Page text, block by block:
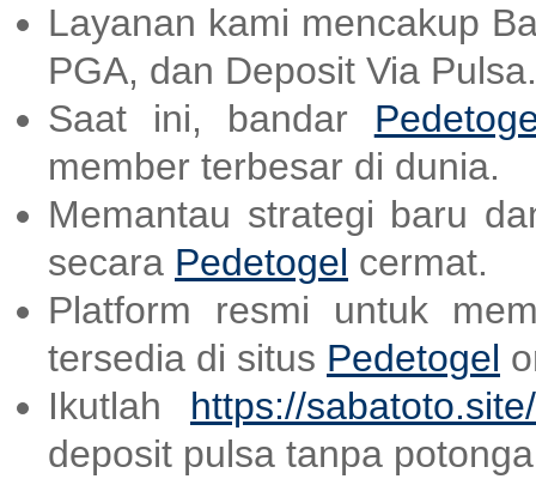
Layanan kami mencakup
PGA, dan Deposit Via Pulsa.
Saat ini, bandar
member terbesar di dunia.
Memantau strategi baru
secara Pedetogel cermat.
Platform resmi untuk
tersedia di situs Pedetogel
Ikutlah https://sabatoto.site/
deposit pulsa tanpa